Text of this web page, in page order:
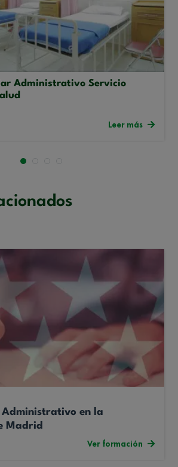
Administrativo Servicio
Leer más
en la
Madrid
Ver formación